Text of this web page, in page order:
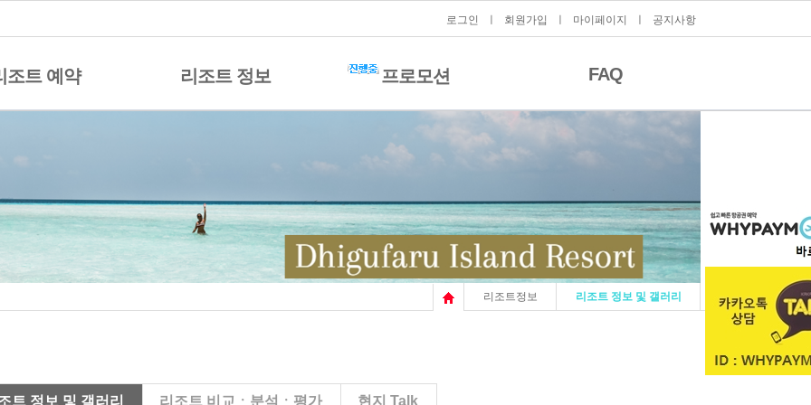
로그인 회원가입 마이페이지 공지사항
조트 예약 리조트 정보 프로모션 FAQ
리조트정보 리조트 정보 및 갤러리
트 정보 및 갤러리 리조트 비교ㆍ분석ㆍ평가 현지 Talk